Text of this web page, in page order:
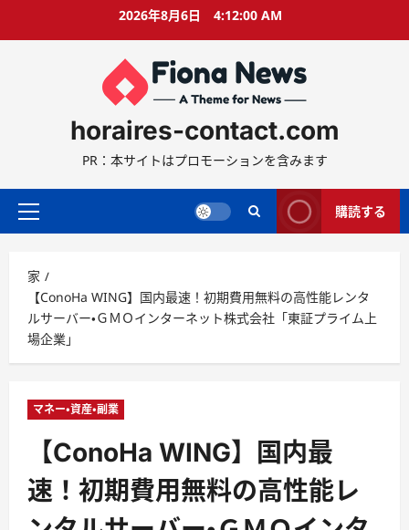
2026年8月6日 4:12:01 AM
horaires-contact.com
PR：本サイトはプロモーションを含みます
プ
マ
リ
ー
メ
ニ
ー
購読する
家
【ConoHa WING】国内最速！初期費用無料の高性能レンタ
ルサーバー・ＧＭＯインターネット株式会社「東証プライム上
場企業」
マネー・資産・副業
【ConoHa WING】国内最
速！初期費用無料の高性能レ